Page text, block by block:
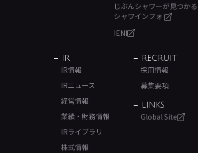
じぶんシャワーが見つかる
シャワインフォ
IENI
IR
IR情報
IRニュース
経営情報
業績・財務情報
IRライブラリ
株式情報
RECRUIT
採用情報
募集要項
LINKS
Global Site